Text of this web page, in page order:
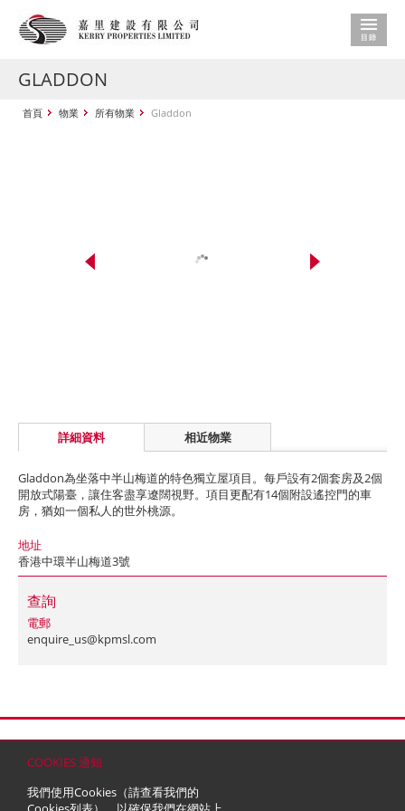
COOKIES 通知
我們使用Cookies（請查看我們的
GLADDON
首頁 物業 所有物業 Gladdon
詳細資料 相近物業
Gladdon為坐落中半山梅道的特色獨立屋項目。每戶設有2個套房及2個
開放式陽臺，讓住客盡享遼闊視野。項目更配有14個附設遙控門的車
房，猶如一個私人的世外桃源。
地址
香港中環半山梅道3號
查詢
電郵
enquire_us@kpmsl.com
© 2026 嘉里建設有限公司 (於百慕達註冊成立之有限公司)